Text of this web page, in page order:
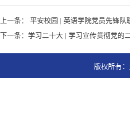
上一条： 平安校园 | 英语学院党员先锋
下一条：学习二十大 | 学习宣传贯彻党的
版权所有